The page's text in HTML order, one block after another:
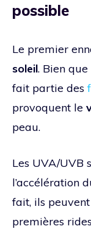
possible
Le premier
soleil. Bien
fait partie des
provoquent le
peau.
Les UVA/UVB
l’accélération
fait, ils
premières